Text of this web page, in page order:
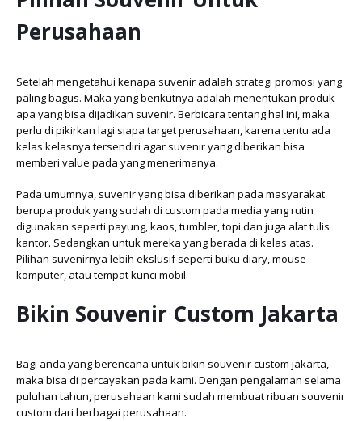
Perusahaan
Setelah mengetahui kenapa suvenir adalah strategi promosi yang
paling bagus. Maka yang berikutnya adalah menentukan produk
apa yang bisa dijadikan suvenir. Berbicara tentang hal ini, maka
perlu di pikirkan lagi siapa target perusahaan, karena tentu ada
kelas kelasnya tersendiri agar suvenir yang diberikan bisa
memberi value pada yang menerimanya.
Pada umumnya, suvenir yang bisa diberikan pada masyarakat
berupa produk yang sudah di custom pada media yang rutin
digunakan seperti payung, kaos, tumbler, topi dan juga alat tulis
kantor. Sedangkan untuk mereka yang berada di kelas atas.
Pilihan suvenirnya lebih ekslusif seperti buku diary, mouse
komputer, atau tempat kunci mobil.
Bikin Souvenir Custom Jakarta
Bagi anda yang berencana untuk bikin souvenir custom jakarta,
maka bisa di percayakan pada kami. Dengan pengalaman selama
puluhan tahun, perusahaan kami sudah membuat ribuan souvenir
custom dari berbagai perusahaan.